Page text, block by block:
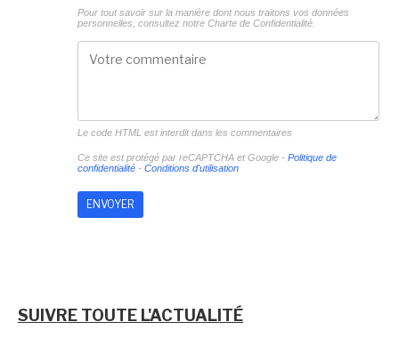
Pour tout savoir sur la manière dont nous traitons vos données
personnelles, consultez notre Charte de Confidentialité.
Le code HTML est interdit dans les commentaires
Ce site est protégé par reCAPTCHA et Google - Politique de
confidentialité- Conditions d'utilisation
SUIVRE TOUTE L'ACTUALITÉ